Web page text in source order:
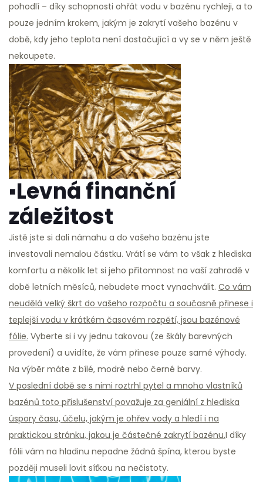
pohodlí – díky schopnosti ohřát vodu v bazénu rychleji, a to
pouze jedním krokem, jakým je zakrytí vašeho bazénu v
době, kdy jeho teplota není dostačující a vy se v něm ještě
nekoupete.
▪Levná finanční
záležitost
Jistě jste si dali námahu a do vašeho bazénu jste
investovali nemalou částku. Vrátí se vám to však z hlediska
komfortu a několik let si jeho přítomnost na vaší zahradě v
době letních měsíců, nebudete moct vynachválit. Co vám
neudělá velký škrt do vašeho rozpočtu a současně přinese i
teplejší vodu v krátkém časovém rozpětí, jsou bazénové
fólie. Vyberte si i vy jednu takovou (ze škály barevných
provedení) a uvidíte, že vám přinese pouze samé výhody.
Na výběr máte z bílé, modré nebo černé barvy.
V poslední době se s nimi roztrhl pytel a mnoho vlastníků
bazénů toto příslušenství považuje za geniální z hlediska
úspory času, účelu, jakým je ohřev vody a hledí i na
praktickou stránku, jakou je částečné zakrytí bazénu.I díky
fólii vám na hladinu nepadne žádná špína, kterou byste
později museli lovit síťkou na nečistoty.